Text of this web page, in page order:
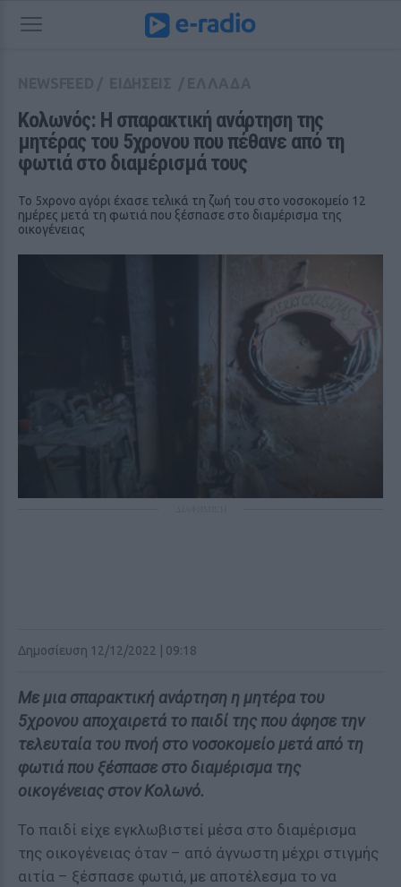
Κολωνός: Η σπαρακτική ανάρτηση της
μητέρας του 5χρονου που πέθανε από τη
φωτιά στο διαμέρισμά τους
Το 5χρονο αγόρι έχασε τελικά τη ζωή του στο νοσοκομείο 12
ημέρες μετά τη φωτιά που ξέσπασε στο διαμέρισμα της
οικογένειας
Δημοσίευση 12/12/2022 | 09:18
Με μια σπαρακτική ανάρτηση η μητέρα του
5χρονου αποχαιρετά το παιδί της που άφησε την
τελευταία του πνοή στο νοσοκομείο μετά από τη
φωτιά που ξέσπασε στο διαμέρισμα της
οικογένειας στον Κολωνό.
Το παιδί είχε εγκλωβιστεί μέσα στο διαμέρισμα
της οικογένειας όταν – από άγνωστη μέχρι στιγμής
αιτία – ξέσπασε φωτιά, με αποτέλεσμα το να